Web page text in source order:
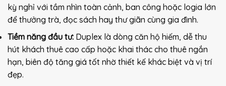
kỳ nghỉ với tầm nhìn toàn cảnh, ban công hoặc logia lớn
để thưởng trà, đọc sách hay thư giãn cùng gia đình.
Tiềm năng đầu tư: Duplex là dòng căn hộ hiếm, dễ thu
hút khách thuê cao cấp hoặc khai thác cho thuê ngắn
hạn, biên độ tăng giá tốt nhờ thiết kế khác biệt và vị trí
đẹp.